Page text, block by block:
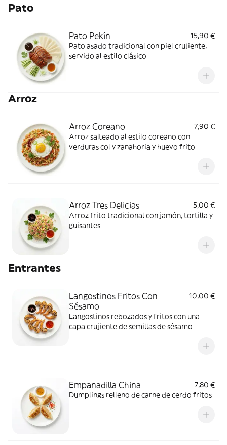
Pato
Pato Pekín
15,90 €
Pato asado tradicional con piel crujiente,
servido al estilo clásico
Arroz
Arroz Coreano
7,90 €
Arroz salteado al estilo coreano con
verduras col y zanahoria y huevo frito
Arroz Tres Delicias
5,00 €
Arroz frito tradicional con jamón, tortilla y
guisantes
Entrantes
Langostinos Fritos Con
Sésamo
10,00 €
Langostinos rebozados y fritos con una
capa crujiente de semillas de sésamo
Empanadilla China
7,80 €
Dumplings relleno de carne de cerdo fritos